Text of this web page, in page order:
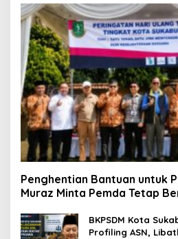
Penghentian Bantuan untuk
Muraz Minta Pemda Tetap
BKPSDM Kota
Profiling ASN,